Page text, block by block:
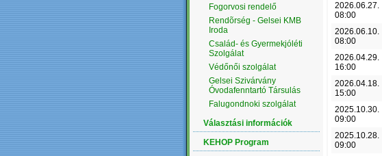
Fogorvosi rendelő
Rendõrség - Gelsei KMB
Iroda
Család- és Gyermekjóléti
Szolgálat
Védőnői szolgálat
Gelsei Szivárvány
Óvodafenntartó Társulás
Falugondnoki szolgálat
Választási információk
KEHOP Program
2026.06.27.
08:00
2026.06.10.
08:00
2026.04.29.
16:00
2026.04.18.
15:00
2025.10.30.
09:00
2025.10.28.
09:00